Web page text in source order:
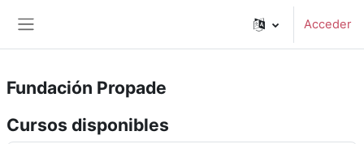
Acceder
Fundación Propade
Cursos disponibles